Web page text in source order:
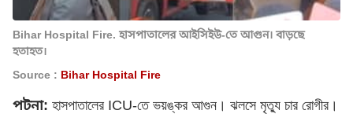
Bihar Hospital Fire. হাসপাতালের আইসিইউ-তে আগুন। বাড়ছে
হতাহত।
Source : Bihar Hospital Fire
পটনা: হাসপাতালের ICU-তে ভয়ঙ্কর আগুন। ঝলসে মৃত্যু চার রোগীর।